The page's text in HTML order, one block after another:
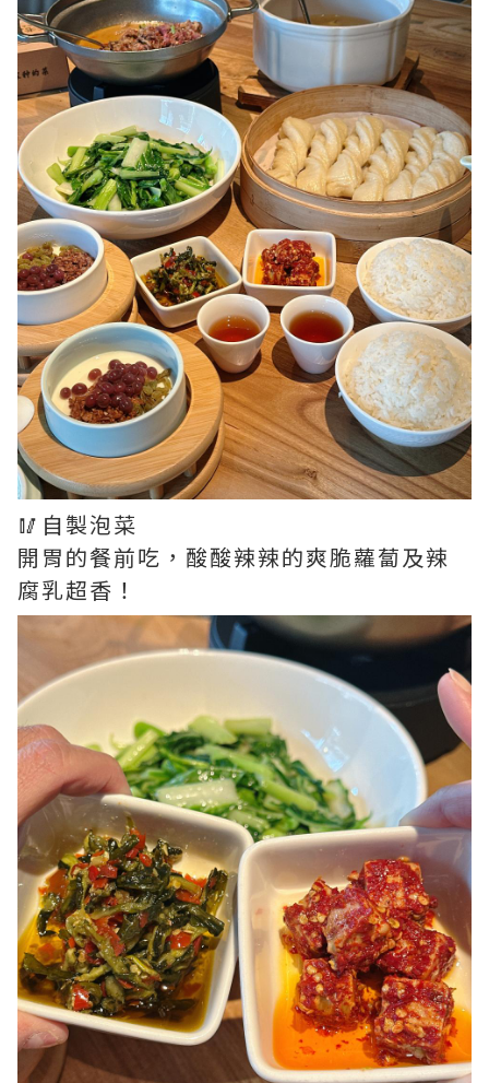
🥢自製泡菜
開胃的餐前吃，酸酸辣辣的爽脆蘿蔔及辣
腐乳超香！